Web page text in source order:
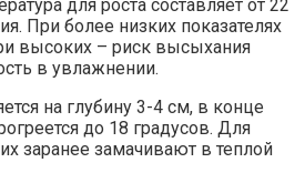
для роста составляет от 22
При более низких показателях
высоких – риск высыхания
в увлажнении.
на глубину 3-4 см, в конце
до 18 градусов. Для
заранее замачивают в теплой